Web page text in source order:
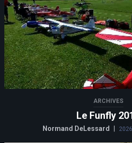
ARCHIVES
Le Funfly
Normand DeLessard